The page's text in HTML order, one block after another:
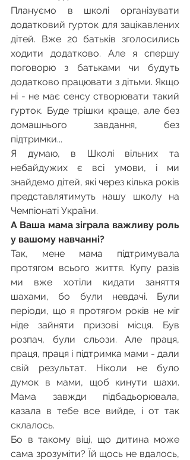
Плануємо в школі організувати
додатковий гурток для зацікавлених
дітей. Вже 20 батьків зголосились
ходити додатково. Але я спершу
поговорю з батьками чи будуть
додатково працювати з дітьми. Якщо
ні - не має сенсу створювати такий
гурток. Буде трішки краще, але без
домашнього завдання, без
підтримки...
Я думаю, в Школі вільних та
небайдужих є всі умови, і ми
знайдемо дітей, які через кілька років
представлятимуть нашу школу на
Чемпіонаті України.
А Ваша мама зіграла важливу роль
у вашому навчанні?
Так, мене мама підтримувала
протягом всього життя. Купу разів
ми вже хотіли кидати заняття
шахами, бо були невдачі. Були
періоди, що я протягом років не міг
ніде зайняти призові місця. Був
розпач, були сльози. Але праця,
праця, праця і підтримка мами - дали
свій результат. Ніколи не було
думок в мами, щоб кинути шахи.
Мама завжди підбадьорювала,
казала в тебе все вийде, і от так
склалось.
Бо в такому віці, що дитина може
сама зрозуміти? Їй щось не вдалось,